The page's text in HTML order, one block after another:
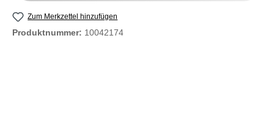
Zum Merkzettel hinzufügen
Produktnummer: 10042174